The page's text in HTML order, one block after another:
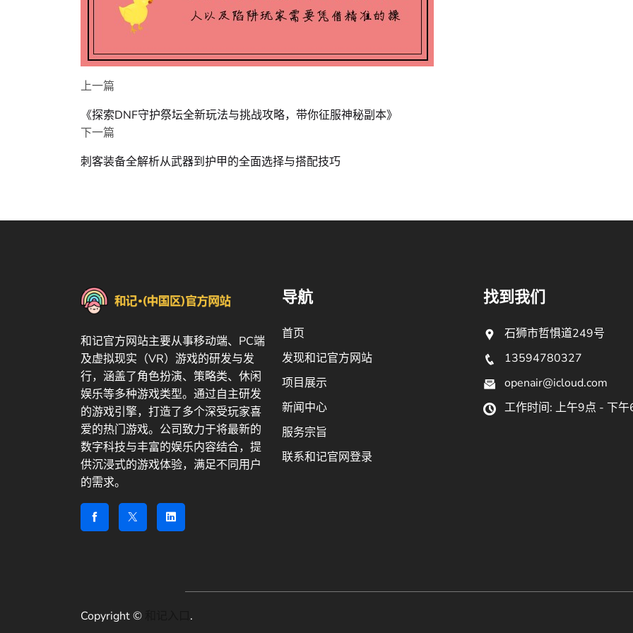
上一篇
《探索DNF守护祭坛全新玩法与挑战攻略，带你征服神秘副本》
下一篇
刺客装备全解析从武器到护甲的全面选择与搭配技巧
和记官方网站主要从事移动端、PC端
及虚拟现实（VR）游戏的研发与发
行，涵盖了角色扮演、策略类、休闲
娱乐等多种游戏类型。通过自主研发
的游戏引擎，打造了多个深受玩家喜
爱的热门游戏。公司致力于将最新的
数字科技与丰富的娱乐内容结合，提
供沉浸式的游戏体验，满足不同用户
的需求。
导航
首页
发现和记官方网站
项目展示
新闻中心
服务宗旨
联系和记官网登录
找到我们
石狮市哲惧道249号
13594780327
openair@icloud.com
工作时间: 上午9点 - 下午
Copyright © .